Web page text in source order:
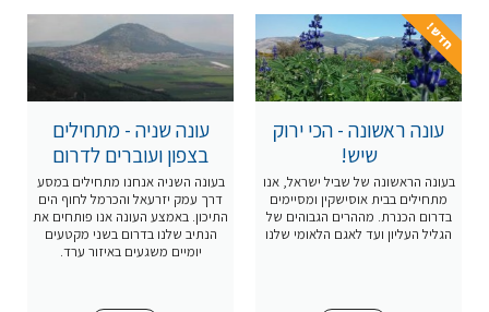
עונה ראשונה - הכי ירוק
שיש!
בעונה הראשונה של שביל ישראל, אנו
מתחילים בבית אוסישקין ומסיימים
בדרום הכנרת. מההרים הגבוהים של
הגליל העליון ועד לאגם הלאומי שלנו
חדש !
עונה שניה - מתחילים
בצפון ועוברים לדרום
בעונה השניה אנחנו מתחילים במסע
דרך עמק יזרעאל והכרמל לחוף הים
התיכון. באמצע העונה אנו פותחים את
הנתיב שלנו בדרום בשני מקטעים
יומיים משגעים באיזור ערד.